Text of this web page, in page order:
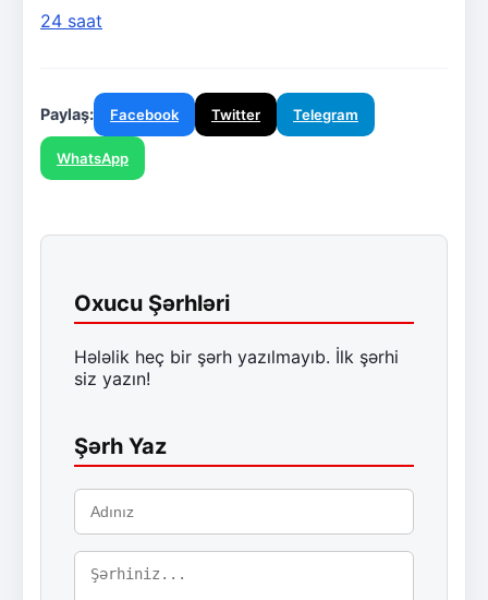
24 saat
Paylaş: Facebook Twitter Telegram
WhatsApp
Oxucu Şərhləri
Hələlik heç bir şərh yazılmayıb. İlk şərhi
siz yazın!
Şərh Yaz